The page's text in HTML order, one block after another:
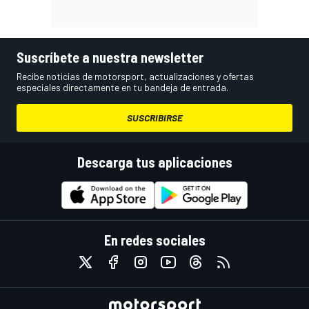
Suscríbete a nuestra newsletter
Recibe noticias de motorsport, actualizaciones y ofertas
especiales directamente en tu bandeja de entrada.
SUSCRIBIRSE
Descarga tus aplicaciones
En redes sociales